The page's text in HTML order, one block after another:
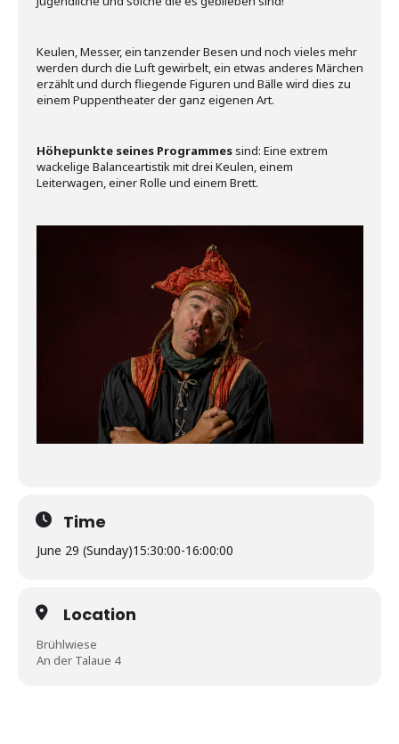
Keulen, Messer, ein tanzender Besen und noch vieles mehr
werden durch die Luft gewirbelt, ein etwas anderes Märchen
erzählt und durch fliegende Figuren und Bälle wird dies zu
einem Puppentheater der ganz eigenen Art.
Höhepunkte seines Programmessind: Eine extrem
wackelige Balanceartistik mit drei Keulen, einem
Leiterwagen, einer Rolle und einem Brett.
Time
June 29 (Sunday)15:30:00-16:00:00
Location
Brühlwiese
An der Talaue 4